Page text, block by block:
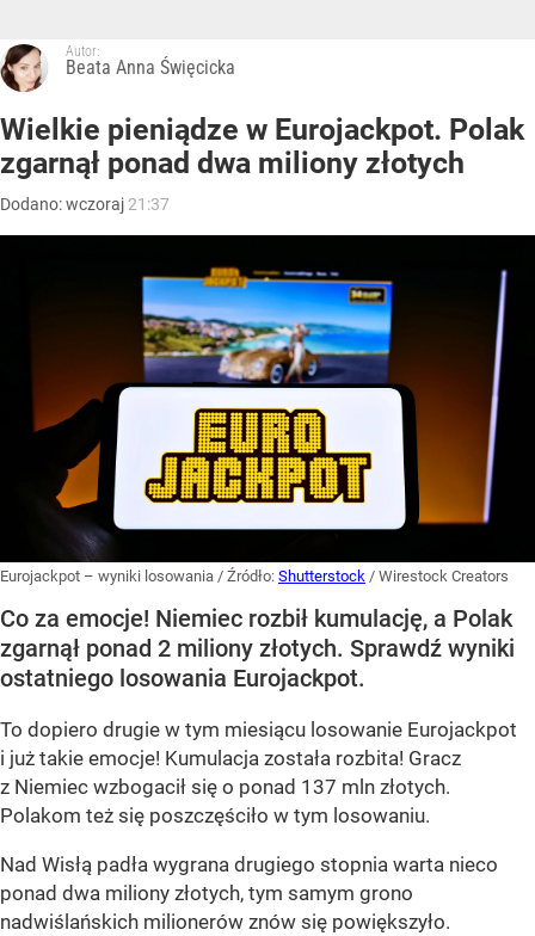
Autor:
Beata Anna Święcicka
Wielkie pieniądze w Eurojackpot. Polak
zgarnął ponad dwa miliony złotych
Dodano:wczoraj 21:37
Eurojackpot – wyniki losowania / Źródło: Shutterstock / Wirestock Creators
Co za emocje! Niemiec rozbił kumulację, a Polak
zgarnął ponad 2 miliony złotych. Sprawdź wyniki
ostatniego losowania Eurojackpot.
To dopiero drugie w tym miesiącu losowanie Eurojackpot
i już takie emocje! Kumulacja została rozbita! Gracz
z Niemiec wzbogacił się o ponad 137 mln złotych.
Polakom też się poszczęściło w tym losowaniu.
Nad Wisłą padła wygrana drugiego stopnia warta nieco
ponad dwa miliony złotych, tym samym grono
nadwiślańskich milionerów znów się powiększyło.